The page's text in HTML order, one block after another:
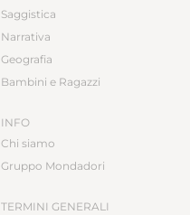
Saggistica
Narrativa
Geografia
Bambini e Ragazzi
INFO
Chi siamo
Gruppo Mondadori
TERMINI GENERALI